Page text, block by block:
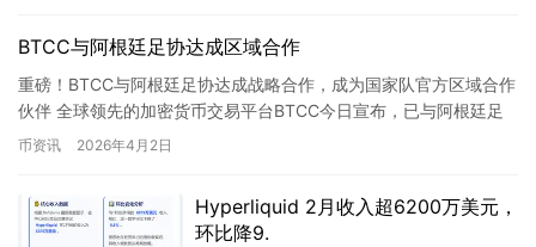
BTCC与阿根廷足协达成区域合作
重磅！BTCC与阿根廷足协达成战略合作，成为国家队官方区域合作
伙伴 全球领先的加密货币交易平台BTCC今日宣布，已与阿根廷足
球协会（AFA）正式达成战略合作，成为阿根廷国家足球队的…
币资讯 2026年4月2日
Hyperliquid 2月收入超6200万美元，
环比降9.